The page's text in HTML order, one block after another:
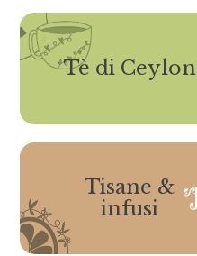
Tè di Ceylon
Tisane &
infusi